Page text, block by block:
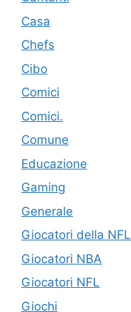
Casa
Chefs
Cibo
Comici
Comici.
Comune
Educazione
Gaming
Generale
Giocatori della NFL
Giocatori NBA
Giocatori NFL
Giochi